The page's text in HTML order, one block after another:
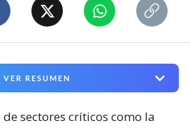
VER RESUMEN
de sectores críticos como la